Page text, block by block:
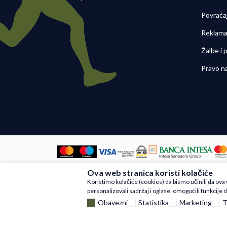
Žalbe i
Pravo
Nastojimo da budemo što precizniji
artikli prikazani na sajtu su deo
Ova web stranica koristi kolačiće
Koristimo kolačiće (cookies) da bismo učinili da
personalizovali sadržaj i oglase, omogućili funkcije
Obavezni Statistika Marketing